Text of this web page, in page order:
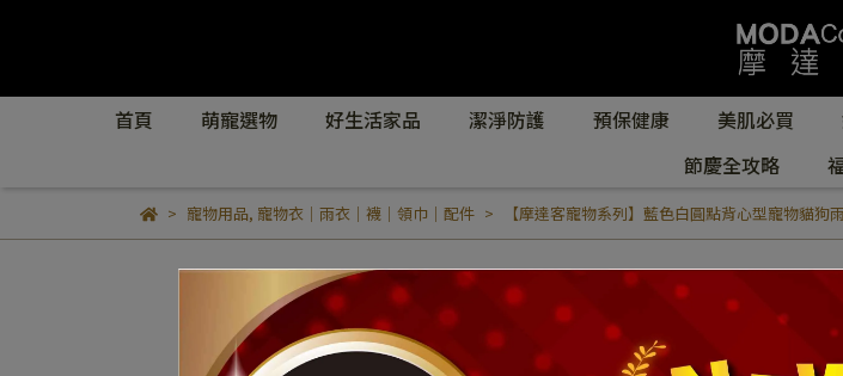
首頁 萌寵選物 好生活家品 潔淨防護 預保健康 美肌必買
節慶全攻略
寵物用品, 寵物衣｜雨衣｜襪｜領巾｜配件 【摩達客寵物系列】藍色白圓點背心型寵物貓狗